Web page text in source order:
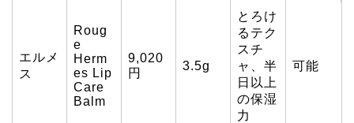
エルメ
ス
Roug
e
Herm
es Lip
Care
Balm
9,020
円
3.5g
とろけ
るテク
スチ
ャ、半
日以上
の保湿
力
可能